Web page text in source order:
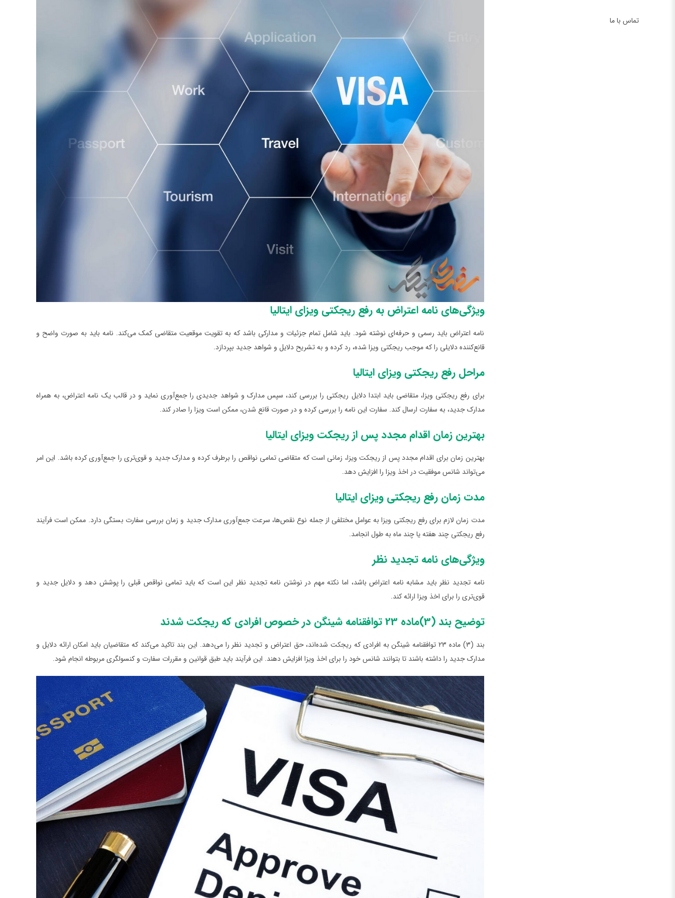
تماس با ما
ویژگی‌های نامه اعتراض به رفع ریجکتی ویزای ایتالیا
نامه اعتراض باید رسمی و حرفه‌ای نوشته شود. باید شامل تمام جزئیات و مدارکی باشد که به تقویت موقعیت متقاضی کمک می‌کند. نامه باید به صورت واضح و
قانع‌کننده دلایلی را که موجب ریجکتی ویزا شده، رد کرده و به تشریح دلایل و شواهد جدید بپردازد.
مراحل رفع ریجکتی ویزای ایتالیا
برای رفع ریجکتی ویزا، متقاضی باید ابتدا دلایل ریجکتی را بررسی کند، سپس مدارک و شواهد جدیدی را جمع‌آوری نماید و در قالب یک نامه اعتراض، به همراه
مدارک جدید، به سفارت ارسال کند. سفارت این نامه را بررسی کرده و در صورت قانع شدن، ممکن است ویزا را صادر کند.
بهترین زمان اقدام مجدد پس از ریجکت ویزای ایتالیا
بهترین زمان برای اقدام مجدد پس از ریجکت ویزا، زمانی است که متقاضی تمامی نواقص را برطرف کرده و مدارک جدید و قوی‌تری را جمع‌آوری کرده باشد. این امر
می‌تواند شانس موفقیت در اخذ ویزا را افزایش دهد.
مدت زمان رفع ریجکتی ویزای ایتالیا
مدت زمان لازم برای رفع ریجکتی ویزا به عوامل مختلفی از جمله نوع نقص‌ها، سرعت جمع‌آوری مدارک جدید و زمان بررسی سفارت بستگی دارد. ممکن است فرآیند
رفع ریجکتی چند هفته یا چند ماه به طول انجامد.
ویژگی‌های نامه تجدید نظر
نامه تجدید نظر باید مشابه نامه اعتراض باشد، اما نکته مهم در نوشتن نامه تجدید نظر این است که باید تمامی نواقص قبلی را پوشش دهد و دلایل جدید و
قوی‌تری را برای اخذ ویزا ارائه کند.
توضیح بند (3)ماده 23 توافقنامه شینگن در خصوص افرادی که ریجکت شدند
بند (3) ماده 23 توافقنامه شینگن به افرادی که ریجکت شده‌اند، حق اعتراض و تجدید نظر را می‌دهد. این بند تاکید می‌کند که متقاضیان باید امکان ارائه دلایل و
مدارک جدید را داشته باشند تا بتوانند شانس خود را برای اخذ ویزا افزایش دهند. این فرآیند باید طبق قوانین و مقررات سفارت و کنسولگری مربوطه انجام شود.